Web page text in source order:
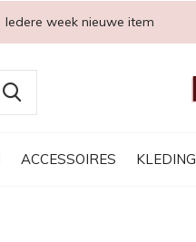
ACCESSOIRES KLEDING
Iedere week nieuwe item